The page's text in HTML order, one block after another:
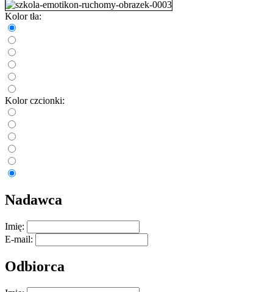
Kolor tła:
Kolor czcionki:
Nadawca
Imię:
E-mail:
Odbiorca